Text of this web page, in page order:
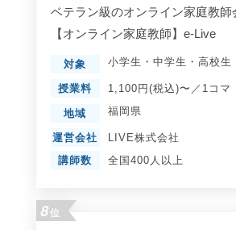
ベテラン級のオンライン家庭教師
【オンライン家庭教師】e-Live
対象 小学生 ・ 中学生 ・ 高校生
授業料 1,100円(税込)〜／1コマ
地域 福岡県
運営会社
LIVE株式会社
講師数
全国400人以上
8位